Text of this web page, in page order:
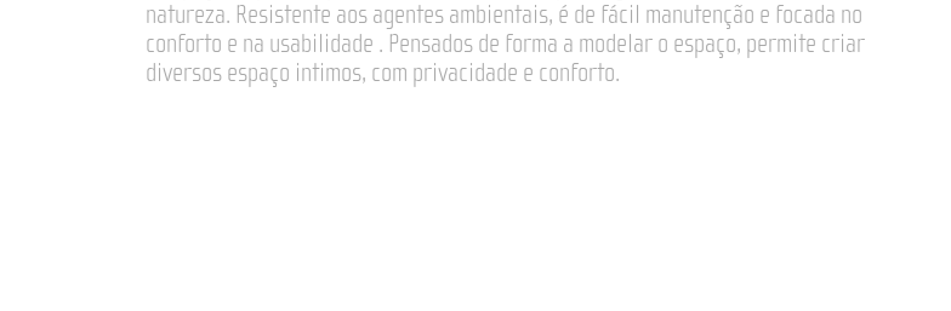
natureza. Resistente aos agentes ambientais, é de fácil manutenção e focada no
conforto e na usabilidade . Pensados de forma a modelar o espaço, permite criar
diversos espaço intimos, com privacidade e conforto.